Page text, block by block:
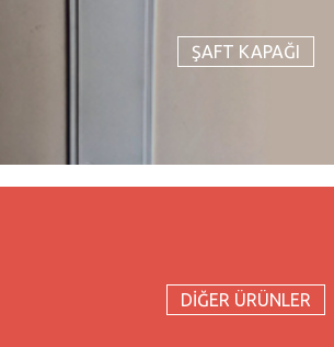
ŞAFT KAPAĞI
DİĞER ÜRÜNLER